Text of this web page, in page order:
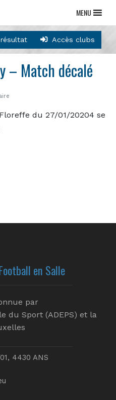
Accès clubs
MENU
– Match décalé
du 27/01/20204 se
en Salle
par
du Sport (ADEPS) et la
4430 ANS